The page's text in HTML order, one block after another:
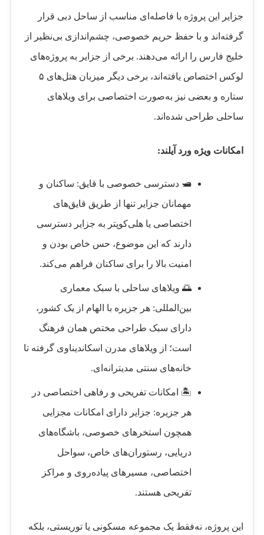
جزایر این پروژه با فاصله‌ای مناسب از ساحل دبی قرار
گرفته‌اند و با حفظ حریم خصوصی، چشم‌اندازی بی‌نظیر از
خلیج فارس را ارائه می‌دهند. برخی از جزایر به پروژه‌های
لوکس اختصاص یافته‌اند، برخی دیگر میزبان هتل‌های ۵
ستاره و بعضی نیز به‌صورت اختصاصی برای ویلاهای
ساحلی طراحی شده‌اند.
امکانات ویژه ورد آیلند:
🛥️ دسترسی خصوصی با قایق: ساکنان و
مهمانان جزایر تنها از طریق قایق‌های
اختصاصی یا هلی‌کوپتر به جزایر دسترسی
دارند که این موضوع، حس خاص بودن و
امنیت بالا را برای ساکنان فراهم می‌کند.
🌅 ویلاهای ساحلی با سبک معماری
بین‌المللی: هر جزیره با الهام از یک کشور،
دارای سبک طراحی مختص همان فرهنگ
است؛ از ویلاهای مدرن اسکاندیناوی گرفته تا
خانه‌های سنتی مدیترانه‌ای.
🏝️ امکانات تفریحی و رفاهی اختصاصی در
هر جزیره: جزایر دارای امکانات مجزایی
همچون استخرهای خصوصی، باشگاه‌های
دریایی، رستوران‌های خاص، سواحل
اختصاصی، مسیرهای پیاده‌روی و مراکز
تفریحی هستند.
این پروژه، نه‌فقط یک مجموعه مسکونی یا توریستی، بلکه